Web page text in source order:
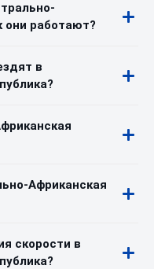
они работают?
в
Африканская
скорости в